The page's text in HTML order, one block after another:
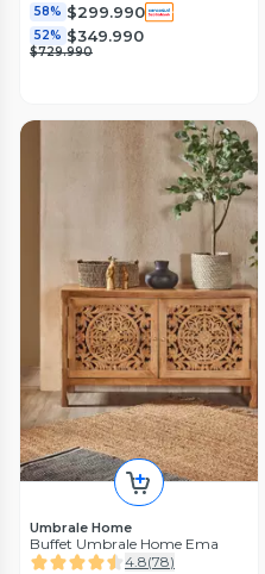
58% $299.990
52% $349.990
$729.990
Umbrale Home
Buffet Umbrale Home Ema
4.8(78)